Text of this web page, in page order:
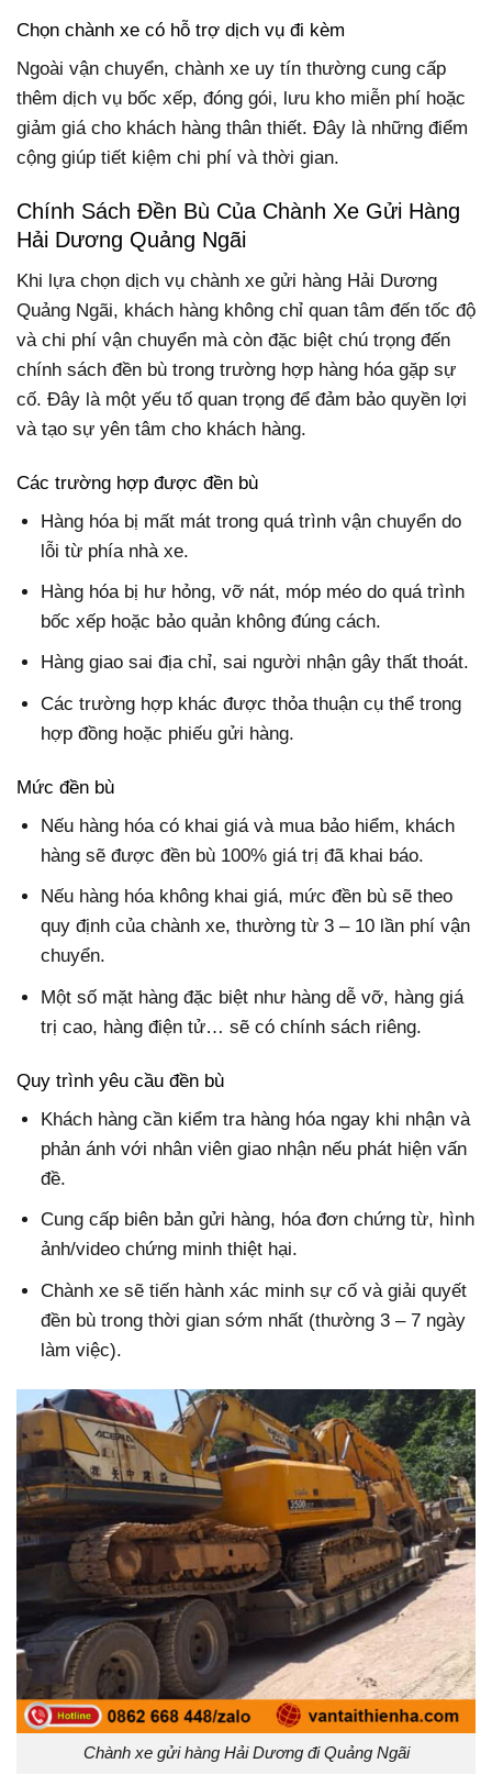
Chọn chành xe có hỗ trợ dịch vụ đi kèm
Ngoài vận chuyển, chành xe uy tín thường cung cấp
thêm dịch vụ bốc xếp, đóng gói, lưu kho miễn phí hoặc
giảm giá cho khách hàng thân thiết. Đây là những điểm
cộng giúp tiết kiệm chi phí và thời gian.
Chính Sách Đền Bù Của Chành Xe Gửi Hàng
Hải Dương Quảng Ngãi
Khi lựa chọn dịch vụ chành xe gửi hàng Hải Dương
Quảng Ngãi, khách hàng không chỉ quan tâm đến tốc độ
và chi phí vận chuyển mà còn đặc biệt chú trọng đến
chính sách đền bù trong trường hợp hàng hóa gặp sự
cố. Đây là một yếu tố quan trọng để đảm bảo quyền lợi
và tạo sự yên tâm cho khách hàng.
Các trường hợp được đền bù
Hàng hóa bị mất mát trong quá trình vận chuyển do
lỗi từ phía nhà xe.
Hàng hóa bị hư hỏng, vỡ nát, móp méo do quá trình
bốc xếp hoặc bảo quản không đúng cách.
Hàng giao sai địa chỉ, sai người nhận gây thất thoát.
Các trường hợp khác được thỏa thuận cụ thể trong
hợp đồng hoặc phiếu gửi hàng.
Mức đền bù
Nếu hàng hóa có khai giá và mua bảo hiểm, khách
hàng sẽ được đền bù 100% giá trị đã khai báo.
Nếu hàng hóa không khai giá, mức đền bù sẽ theo
quy định của chành xe, thường từ 3 – 10 lần phí vận
chuyển.
Một số mặt hàng đặc biệt như hàng dễ vỡ, hàng giá
trị cao, hàng điện tử… sẽ có chính sách riêng.
Quy trình yêu cầu đền bù
Khách hàng cần kiểm tra hàng hóa ngay khi nhận và
phản ánh với nhân viên giao nhận nếu phát hiện vấn
đề.
Cung cấp biên bản gửi hàng, hóa đơn chứng từ, hình
ảnh/video chứng minh thiệt hại.
Chành xe sẽ tiến hành xác minh sự cố và giải quyết
đền bù trong thời gian sớm nhất (thường 3 – 7 ngày
làm việc).
Chành xe gửi hàng Hải Dương đi Quảng Ngãi